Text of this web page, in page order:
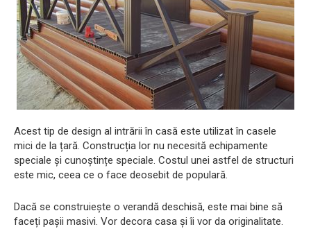
Acest tip de design al intrării în casă este utilizat în casele
mici de la țară. Construcția lor nu necesită echipamente
speciale și cunoștințe speciale. Costul unei astfel de structuri
este mic, ceea ce o face deosebit de populară.
Dacă se construiește o verandă deschisă, este mai bine să
faceți pașii masivi. Vor decora casa și îi vor da originalitate.